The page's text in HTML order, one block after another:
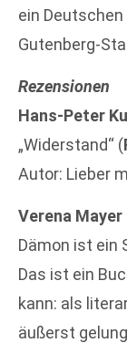
ein
Gutenberg-
Rezensionen
Hans-Peter
„Widerstand“ (
Autor: Lieber
Verena Mayer
Dämon ist ein
Das ist ein
kann: als
äußerst